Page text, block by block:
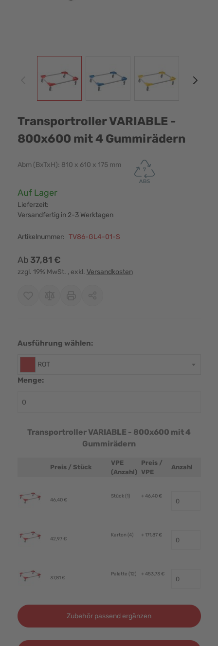
Transportroller VARIABLE -
800x600 mit 4 Gummirädern
Abm (BxTxH): 810 x 610 x 175 mm
Verfügbarkeit:
Auf Lager
Lieferzeit:
Versandfertig in 2-3 Werktagen
Artikelnummer: TV86-GL4-01-S
Ab 37,81 €
zzgl. 19% MwSt. , exkl. Versandkosten
Ausführung wählen:
ROT
Menge:
Transportroller VARIABLE - 800x600 mit 4
Gummirädern
Produktbild
Preis / Stück
VPE
(Anzahl)
Preis /
VPE
Anzahl
46,40 €
Stück (1) + 46,40 €
42,97 €
Karton (4) + 171,87 €
37,81 €
Palette (12) + 453,73 €
Zubehör passend ergänzen